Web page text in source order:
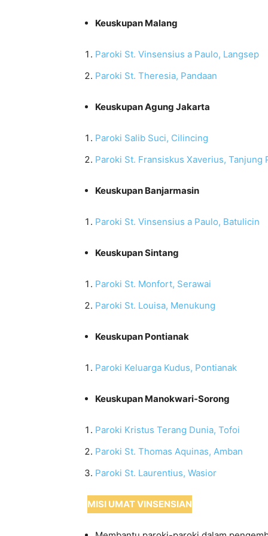
Keuskupan Malang
Paroki St. Vinsensius a Paulo, Langsep
Paroki St. Theresia, Pandaan
Keuskupan Agung Jakarta
Paroki Salib Suci, Cilincing
Paroki St. Fransiskus Xaverius, Tanjung
Keuskupan Banjarmasin
Paroki St. Vinsensius a Paulo, Batulicin
Keuskupan Sintang
Paroki St. Monfort, Serawai
Paroki St. Louisa, Menukung
Keuskupan Pontianak
Paroki Keluarga Kudus, Pontianak
Keuskupan Manokwari-Sorong
Paroki Kristus Terang Dunia, Tofoi
Paroki St. Thomas Aquinas, Amban
Paroki St. Laurentius, Wasior
MISI UMAT VINSENSIAN